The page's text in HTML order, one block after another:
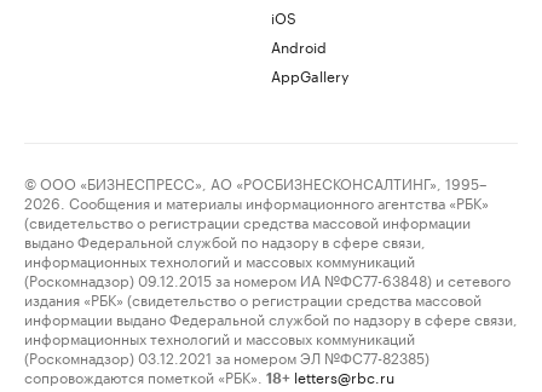
iOS
Android
AppGallery
© ООО «БИЗНЕСПРЕСС», АО «РОСБИЗНЕСКОНСАЛТИНГ», 1995–
2026. Сообщения и материалы информационного агентства «РБК»
(свидетельство о регистрации средства массовой информации
выдано Федеральной службой по надзору в сфере связи,
информационных технологий и массовых коммуникаций
(Роскомнадзор) 09.12.2015 за номером ИА №ФС77-63848) и сетевого
издания «РБК» (свидетельство о регистрации средства массовой
информации выдано Федеральной службой по надзору в сфере связи,
информационных технологий и массовых коммуникаций
(Роскомнадзор) 03.12.2021 за номером ЭЛ №ФС77-82385)
сопровождаются пометкой «РБК».
18+ letters@rbc.ru